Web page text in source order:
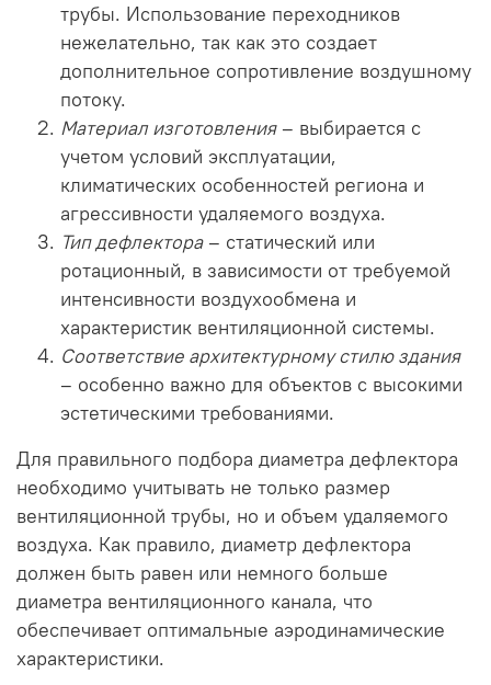
трубы. Использование переходников
нежелательно, так как это создает
дополнительное сопротивление воздушному
потоку.
Материал изготовления– выбирается с
учетом условий эксплуатации,
климатических особенностей региона и
агрессивности удаляемого воздуха.
Тип дефлектора– статический или
ротационный, в зависимости от требуемой
интенсивности воздухообмена и
характеристик вентиляционной системы.
Соответствие архитектурному стилю здания
– особенно важно для объектов с высокими
эстетическими требованиями.
Для правильного подбора диаметра дефлектора
необходимо учитывать не только размер
вентиляционной трубы, но и объем удаляемого
воздуха. Как правило, диаметр дефлектора
должен быть равен или немного больше
диаметра вентиляционного канала, что
обеспечивает оптимальные аэродинамические
характеристики.